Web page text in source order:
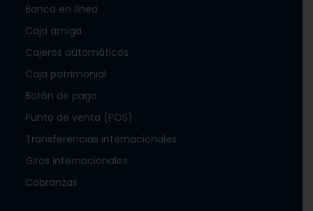
Banca en línea
Caja amiga
Cajeros automáticos
Caja patrimonial
Botón de pago
Punto de venta (POS)
Transferencias internacionales
Giros internacionales
Cobranzas